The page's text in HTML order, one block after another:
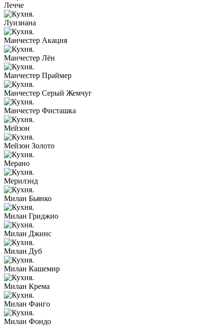
Лечче
Луизиана
Манчестер Акация
Манчестер Лён
Манчестер Праймер
Манчестер Серый Жемчуг
Манчестер Фисташка
Мейзон
Мейзон Золото
Мерано
Мерилэнд
Милан Бьянко
Милан Гриджио
Милан Джинс
Милан Дуб
Милан Кашемир
Милан Крема
Милан Фанго
Милан Фондо